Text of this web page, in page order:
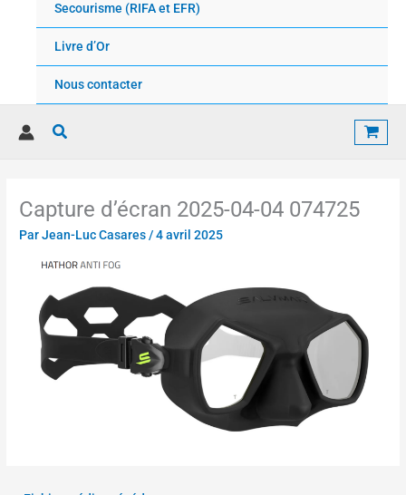
Secourisme (RIFA et EFR)
Livre d’Or
Nous contacter
Rechercher
Capture d’écran 2025-04-04 074725
ParJean-Luc Casares/4 avril 2025